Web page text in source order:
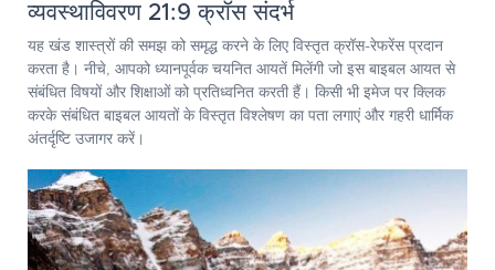
व्यवस्थाविवरण 21:9 क्रॉस संदर्भ
यह खंड शास्त्रों की समझ को समृद्ध करने के लिए विस्तृत क्रॉस-रेफरेंस प्रदान
करता है। नीचे, आपको ध्यानपूर्वक चयनित आयतें मिलेंगी जो इस बाइबल आयत से
संबंधित विषयों और शिक्षाओं को प्रतिध्वनित करती हैं। किसी भी इमेज पर क्लिक
करके संबंधित बाइबल आयतों के विस्तृत विश्लेषण का पता लगाएं और गहरी धार्मिक
अंतर्दृष्टि उजागर करें।